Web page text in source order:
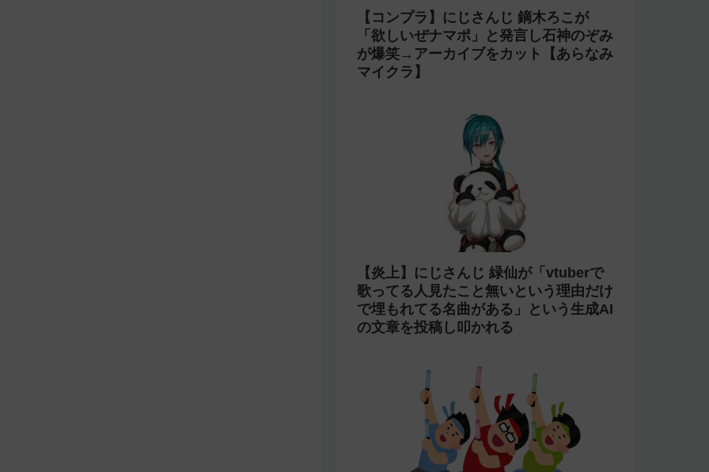
【コンプラ】にじさんじ 鏑木ろこが
「欲しいぜナマポ」と発言し石神のぞみ
が爆笑→アーカイブをカット【あらなみ
マイクラ】
【炎上】にじさんじ 緑仙が「vtuberで
歌ってる人見たこと無いという理由だけ
で埋もれてる名曲がある」という生成AI
の文章を投稿し叩かれる